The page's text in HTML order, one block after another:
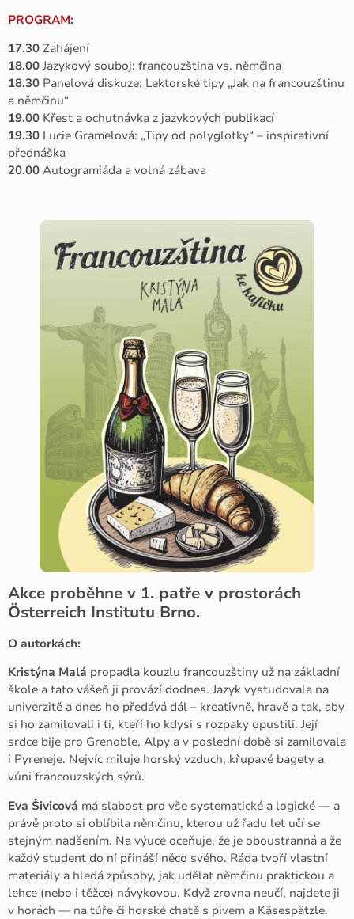
PROGRAM:
17.30 Zahájení
18.00 Jazykový souboj: francouzština vs. němčina
18.30 Panelová diskuze: Lektorské tipy „Jak na francouzštinu
a němčinu“
19.00 Křest a ochutnávka z jazykových publikací
19.30 Lucie Gramelová: „Tipy od polyglotky“ – inspirativní
přednáška
20.00 Autogramiáda a volná zábava
Akce proběhne v 1. patře v prostorách
Österreich Institutu Brno.
O autorkách:
Kristýna Malá propadla kouzlu francouzštiny už na základní
škole a tato vášeň ji provází dodnes. Jazyk vystudovala na
univerzitě a dnes ho předává dál – kreativně, hravě a tak, aby
si ho zamilovali i ti, kteří ho kdysi s rozpaky opustili. Její
srdce bije pro Grenoble, Alpy a v poslední době si zamilovala
i Pyreneje. Nejvíc miluje horský vzduch, křupavé bagety a
vůni francouzských sýrů.
Eva Šivicová má slabost pro vše systematické a logické — a
právě proto si oblíbila němčinu, kterou už řadu let učí se
stejným nadšením. Na výuce oceňuje, že je oboustranná a že
každý student do ní přináší něco svého. Ráda tvoří vlastní
materiály a hledá způsoby, jak udělat němčinu praktickou a
lehce (nebo i těžce) návykovou. Když zrovna neučí, najdete ji
v horách — na túře či horské chatě s pivem a Käsespätzle.